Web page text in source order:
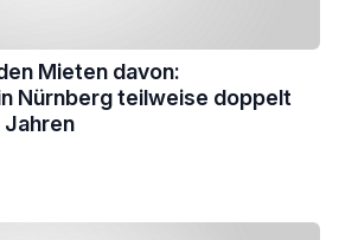
Mieten davon:
Nürnberg teilweise doppelt
Jahren